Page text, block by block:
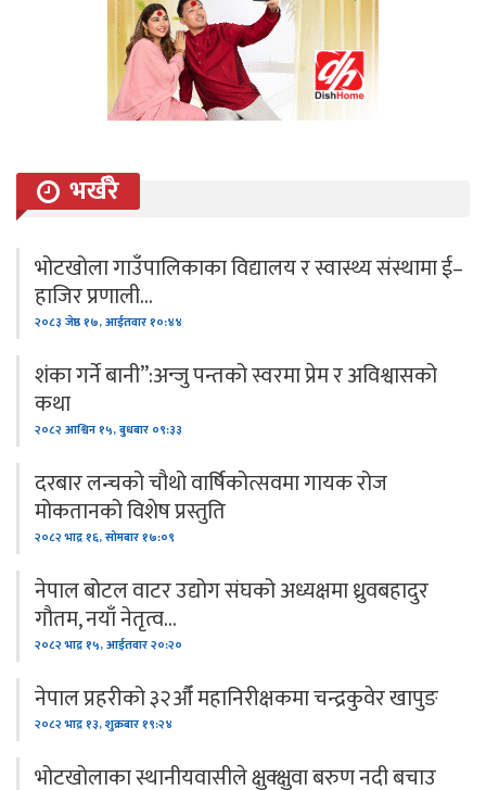
भर्खरै
भोटखोला गाउँपालिकाका विद्यालय र स्वास्थ्य संस्थामा ई–
हाजिर प्रणाली…
२०८३ जेष्ठ १७, आईतवार १०:४४
शंका गर्ने बानी”:अन्जु पन्तको स्वरमा प्रेम र अविश्वासको
कथा
२०८२ आश्विन १५, बुधबार ०९:३३
दरबार लन्चको चौथो वार्षिकोत्सवमा गायक रोज
मोकतानको विशेष प्रस्तुति
२०८२ भाद्र १६, सोमबार १७:०९
नेपाल बोटल वाटर उद्योग संघको अध्यक्षमा ध्रुवबहादुर
गौतम, नयाँ नेतृत्व…
२०८२ भाद्र १५, आईतवार २०:२०
नेपाल प्रहरीको ३२औँ महानिरीक्षकमा चन्द्रकुवेर खापुङ
२०८२ भाद्र १३, शुक्रबार १९:२४
भोटखोलाका स्थानीयवासीले क्षुक्क्षुवा बरुण नदी बचाउ